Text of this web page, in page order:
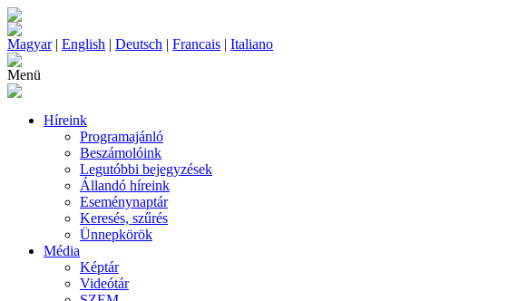
Magyar| English | Deutsch | Francais | Italiano
Menü
Híreink
Programajánló
Beszámolóink
Legutóbbi bejegyzések
Állandó híreink
Eseménynaptár
Keresés, szűrés
Ünnepkörök
Média
Képtár
Videótár